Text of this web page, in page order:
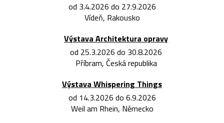
od 3.4.2026 do 27.9.2026
Vídeň, Rakousko
Výstava Architektura opravy
od 25.3.2026 do 30.8.2026
Příbram, Česká republika
Výstava Whispering Things
od 14.3.2026 do 6.9.2026
Weil am Rhein, Německo